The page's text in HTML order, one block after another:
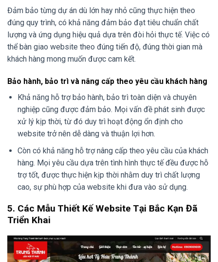
Đảm bảo từng dự án dù lớn hay nhỏ cũng thực hiện theo
đúng quy trình, có khả năng đảm bảo đạt tiêu chuẩn chất
lượng và ứng dụng hiệu quả dựa trên đòi hỏi thực tế. Việc có
thể bàn giao website theo đúng tiến độ, đúng thời gian mà
khách hàng mong muốn được cam kết.
Bảo hành, bảo trì và nâng cấp theo yêu cầu khách hàng
Khả năng hỗ trợ bảo hành, bảo trì toàn diện và chuyên
nghiệp cũng được đảm bảo. Mọi vấn đề phát sinh được
xử lý kịp thời, từ đó duy trì hoạt động ổn định cho
website trở nên dễ dàng và thuận lợi hơn.
Còn có khả năng hỗ trợ nâng cấp theo yêu cầu của khách
hàng. Mọi yêu cầu dựa trên tình hình thực tế đều được hỗ
trợ tốt, được thực hiện kịp thời nhằm duy trì chất lượng
cao, sự phù hợp của website khi đưa vào sử dụng.
5. Các Mẫu Thiết Kế Website Tại Bắc Kạn Đã
Triển Khai